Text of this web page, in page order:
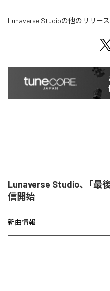
Lunaverse Studioの他のリリース
Lunaverse Studio、「最
信開始
新曲情報